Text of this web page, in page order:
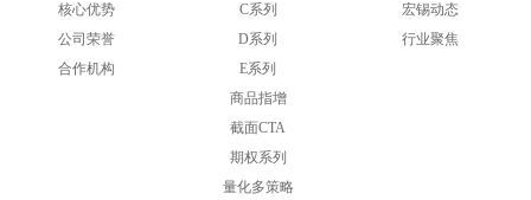
核心优势
公司荣誉
合作机构
C系列
D系列
E系列
商品指增
截面CTA
期权系列
量化多策略
宏锡动态
行业聚焦